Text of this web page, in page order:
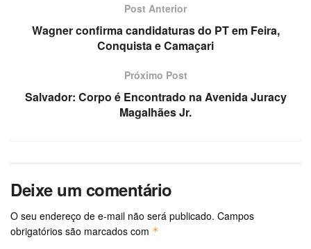
Post Anterior
Wagner confirma candidaturas do PT em Feira,
Conquista e Camaçari
Próximo Post
Salvador: Corpo é Encontrado na Avenida Juracy
Magalhães Jr.
Deixe um comentário
O seu endereço de e-mail não será publicado. Campos
obrigatórios são marcados com *